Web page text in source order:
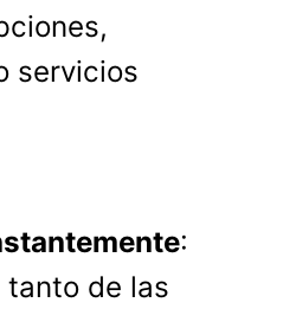
servicios
:
de las